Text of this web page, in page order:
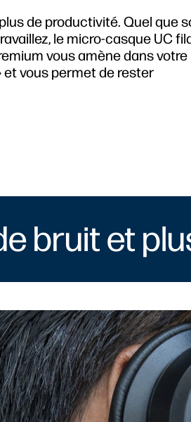
de productivité. Quel que
le micro-casque UC
vous amène dans votre
et vous permet de rester
bruit et